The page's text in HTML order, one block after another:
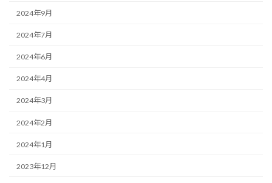
2024年9月
2024年7月
2024年6月
2024年4月
2024年3月
2024年2月
2024年1月
2023年12月